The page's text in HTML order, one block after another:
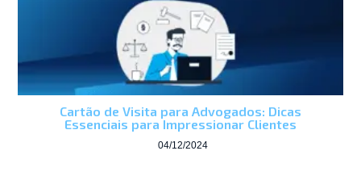
Cartão de Visita para Advogados: Dicas
Essenciais para Impressionar Clientes
04/12/2024